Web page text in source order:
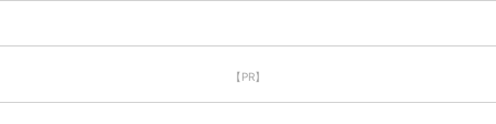
【PR】